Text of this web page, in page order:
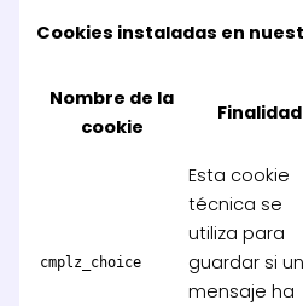
Cookies instaladas en
Nombre de la
cookie
Finalidad
cmplz_choice
Esta cookie
técnica se
utiliza para
guardar si un
mensaje ha